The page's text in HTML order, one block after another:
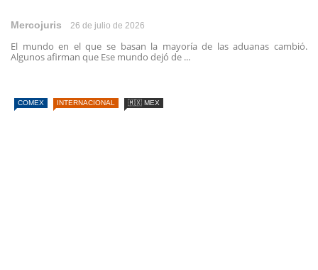
Mercojuris 26 de julio de 2026
El mundo en el que se basan la mayoría de las aduanas cambió.
Algunos afirman que Ese mundo dejó de ...
COMEX INTERNACIONAL 🇲🇽 MEX